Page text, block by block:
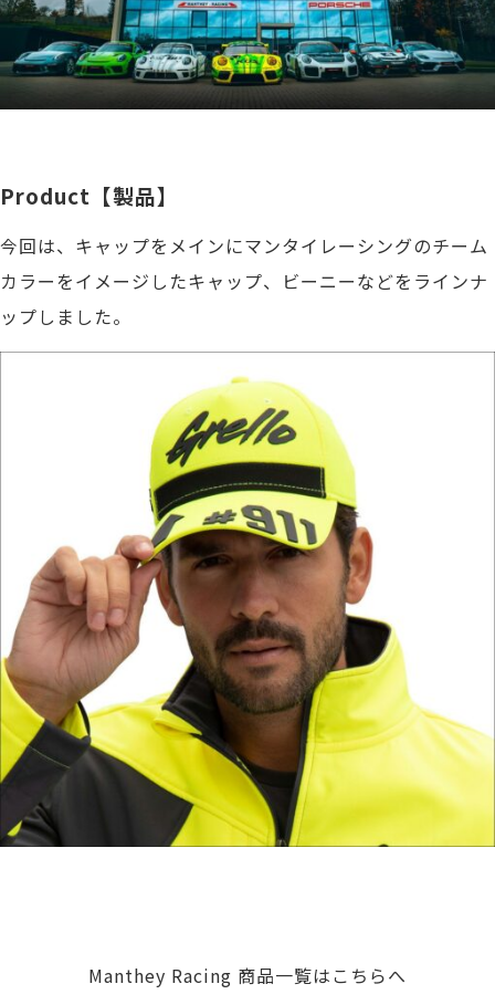
Product【製品】
今回は、キャップをメインにマンタイレーシングのチーム
カラーをイメージしたキャップ、ビーニーなどをラインナ
ップしました。
Manthey Racing 商品一覧はこちらへ